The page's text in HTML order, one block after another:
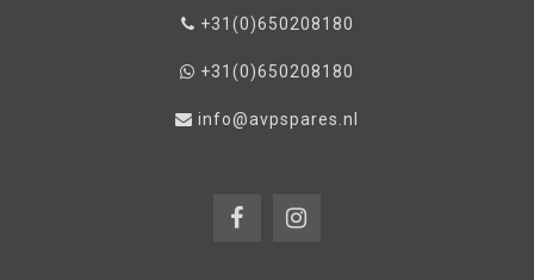
+31(0)650208180
+31(0)650208180
info@avpspares.nl